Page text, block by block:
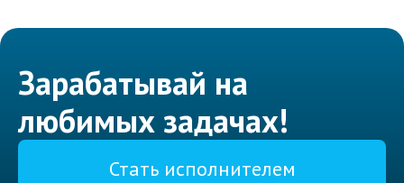
Зарабатывай на
любимых задачах!
Стать исполнителем